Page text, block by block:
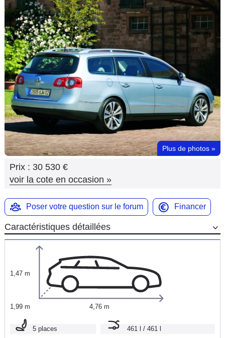
Electriques
Utilitaires
Flottes
Auto
Services
Forum
Moto
Marques
Plus de photos »
Prix : 30 530 €
voir la cote en occasion »
Poser votre question sur le forum Financer
Caractéristiques détaillées
1,47 m
1,99 m 4,76 m
5 places 461 l / 461 l